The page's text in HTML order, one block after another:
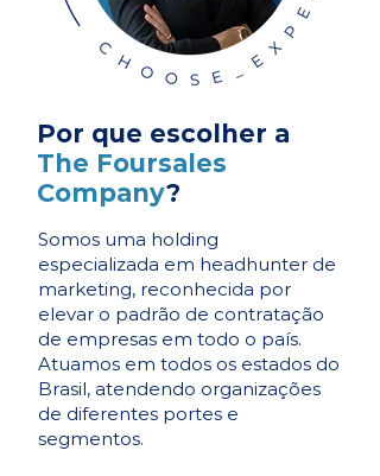
Por que escolher a
The Foursales
Company?
Somos uma holding
especializada em headhunter de
marketing, reconhecida por
elevar o padrão de contratação
de empresas em todo o país.
Atuamos em todos os estados do
Brasil, atendendo organizações
de diferentes portes e
segmentos.